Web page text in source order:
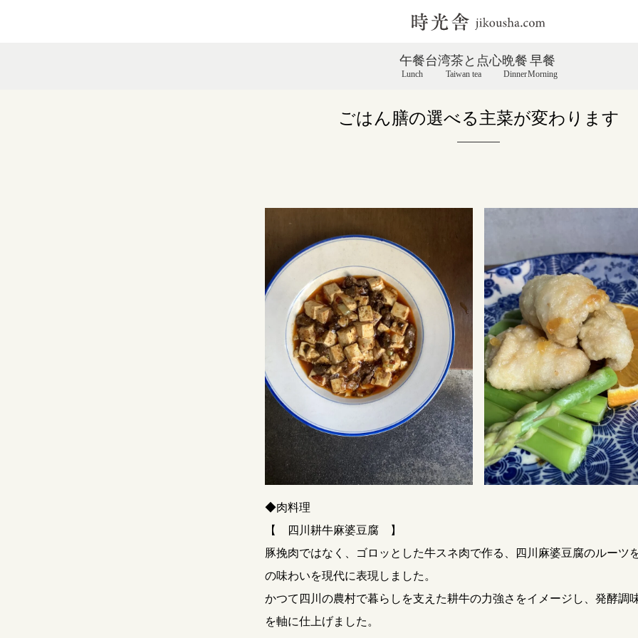
午餐
Lunch
台湾茶と点心
Taiwan tea
晩餐
Dinner
早餐
Morning
ごはん膳の選べる主菜が変わります
◆肉料理
【 四川耕牛麻婆豆腐 】
豚挽肉ではなく、ゴロッとした牛スネ肉で作る、四川麻婆豆腐のルーツ
の味わいを現代に表現しました。
かつて四川の農村で暮らしを支えた耕牛の力強さをイメージし、発酵調
を軸に仕上げました。